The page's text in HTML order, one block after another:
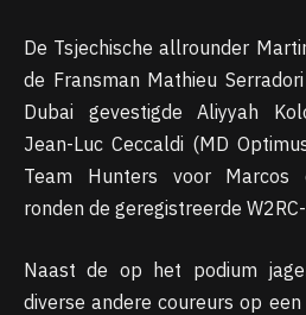
De Tsjechische allrounder
de Fransman Mathieu
Dubai gevestigde Aliyyah
Jean-Luc Ceccaldi (MD
Team Hunters voor Marcos
ronden de geregistreerde
Naast de op het podium
diverse andere coureurs op